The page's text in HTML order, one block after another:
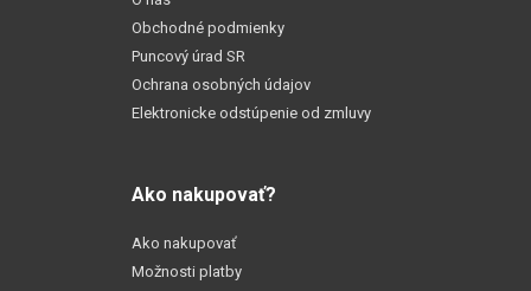
Obchodné podmienky
Puncový úrad SR
Ochrana osobných údajov
Elektronicke odstúpenie od zmluvy
Ako nakupovať?
Ako nakupovať
Možnosti platby